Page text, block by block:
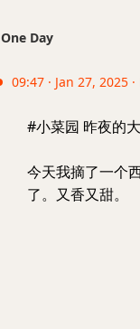
One Day
09:47 · Jan 27, 2025
#小菜园 昨夜的
今天我摘了一个
了。又香又甜。